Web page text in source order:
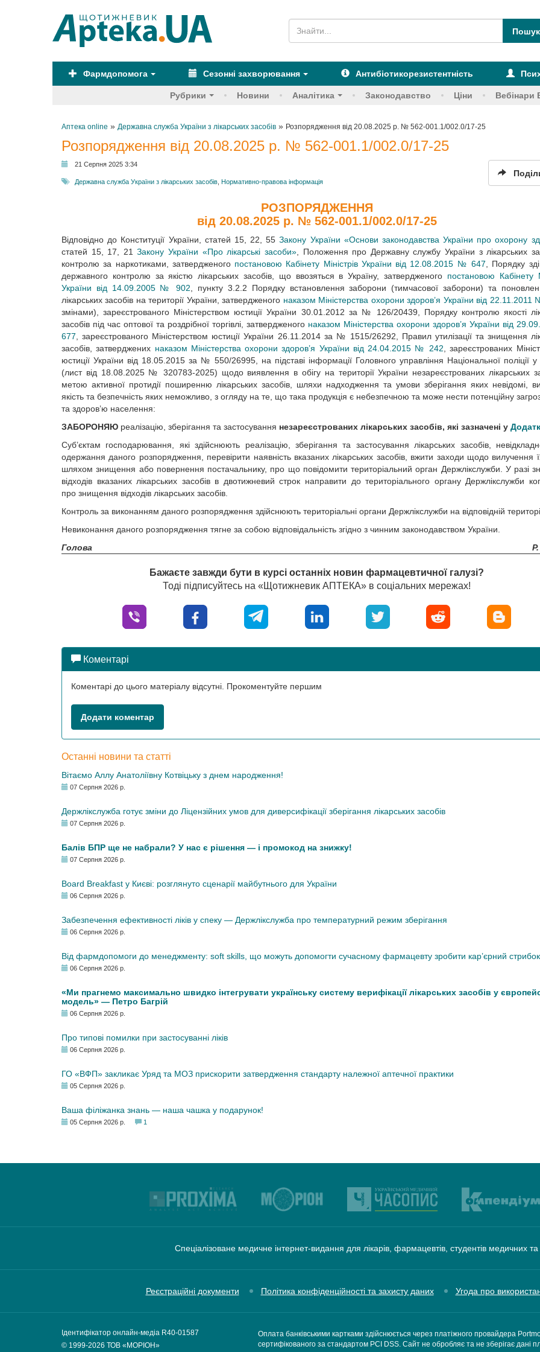
Фармдопомога Сезонні захворювання Антибіотикорезистентність
Рубрики Новини Аналітика Законодавство Ціни Вебінари
Аптека online » Державна служба України з лікарських засобів » Розпорядження від 20.08.2025 р. № 562-001.1/002.0/17-25
Розпорядження від 20.08.2025 р. № 562-001.1/002.0/17-25
21 Серпня 2025 3:34
Державна служба України з лікарських засобів Нормативно-правова інформація
РОЗПОРЯДЖЕННЯ
від 20.08.2025 р. № 562-001.1/002.0/17-25
Відповідно до Конституції України, статей 15, 22, 55Закону України «Основи законодавства України про охорону
статей 15, 17, 21Закону України «Про лікарські засоби», Положення про Державну службу України з лікарських
контролю за наркотиками, затвердженого постановою Кабінету Міністрів України від 12.08.2015 № 647 , Порядку
державного контролю за якістю лікарських засобів, що ввозяться в Україну, затвердженого постановою Кабінету
України від 14.09.2005 № 902 , пункту 3.2.2 Порядку встановлення заборони (тимчасової заборони) та
лікарських засобів на території України, затвердженого наказом Міністерства охорони здоров’я України від
змінами), зареєстрованого Міністерством юстиції України 30.01.2012 за № 126/20439, Порядку контролю якості
засобів під час оптової та роздрібної торгівлі, затвердженого наказом Міністерства охорони здоров’я України від
677 , зареєстрованого Міністерством юстиції України 26.11.2014 за № 1515/26292, Правил утилізації та знищення
засобів, затверджених наказом Міністерства охорони здоров’я України від 24.04.2015 № 242 , зареєстрованих
юстиції України від 18.05.2015 за № 550/26995, на підставі інформації Головного управління Національної поліції
(лист від 18.08.2025 № 320783-2025) щодо виявлення в обігу на території України незареєстрованих лікарських
метою активної протидії поширенню лікарських засобів, шляхи надходження та умови зберігання яких невідомі,
якість та безпечність яких неможливо, з огляду на те, що така продукція є небезпечною та може нести потенційну
та здоров’ю населення:
ЗАБОРОНЯЮ реалізацію, зберігання та застосування незареєстрованих лікарських засобів, які зазначені у
Суб’єктам господарювання, які здійснюють реалізацію, зберігання та застосування лікарських засобів,
одержання даного розпорядження, перевірити наявність вказаних лікарських засобів, вжити заходи щодо вилучення
шляхом знищення або повернення постачальнику, про що повідомити територіальний орган Держлікслужби. У разі
відходів вказаних лікарських засобів в двотижневий строк направити до територіального органу Держлікслужби
про знищення відходів лікарських засобів.
Контроль за виконанням даного розпорядження здійснюють територіальні органи Держлікслужби на відповідній
Невиконання даного розпорядження тягне за собою відповідальність згідно з чинним законодавством України.
Голова
Бажаєте завжди бути в курсі останніх новин фармацевтичної галузі?
Тоді підписуйтесь на «Щотижневик АПТЕКА» в соціальних мережах!
Коментарі
Коментарі до цього матеріалу відсутні. Прокоментуйте першим
Додати коментар
Останні новини та статті
Вітаємо Аллу Анатоліївну Котвіцьку з днем народження!
07 Серпня 2026 р.
Держлікслужба готує зміни до Ліцензійних умов для диверсифікації зберігання лікарських засобів
07 Серпня 2026 р.
Балів БПР ще не набрали? У нас є рішення — і промокод на знижку!
07 Серпня 2026 р.
Board Breakfast у Києві: розглянуто сценарії майбутнього для України
06 Серпня 2026 р.
Забезпечення ефективності ліків у спеку — Держлікслужба про температурний режим зберігання
06 Серпня 2026 р.
Від фармдопомоги до менеджменту: soft skills, що можуть допомогти сучасному фармацевту зробити кар’єрний стрибок
06 Серпня 2026 р.
«Ми прагнемо максимально швидко інтегрувати українську систему верифікації лікарських засобів у
модель» — Петро Багрій
06 Серпня 2026 р.
Про типові помилки при застосуванні ліків
06 Серпня 2026 р.
ГО «ВФП» закликає Уряд та МОЗ прискорити затвердження стандарту належної аптечної практики
05 Серпня 2026 р.
Ваша філіжанка знань — наша чашка у подарунок!
05 Серпня 2026 р. 1
Спеціалізоване медичне інтернет-видання для лікарів, фармацевтів, студентів медичних
Реєстраційні документи Політика конфіденційності та захисту даних Угода про
Ідентифікатор онлайн-медіа R40-01587
© 1999-2026 ТОВ «МОРІОН»
Оплата банківськими картками здійснюється через платіжного провайдера
сертифікованого за стандартом PCI DSS. Сайт не обробляє та не зберігає дані